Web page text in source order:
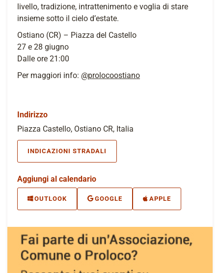
livello, tradizione, intrattenimento e voglia di stare
insieme sotto il cielo d’estate.
Ostiano (CR) – Piazza del Castello
27 e 28 giugno
Dalle ore 21:00
Per maggiori info: @prolocoostiano
Indirizzo
Piazza Castello, Ostiano CR, Italia
INDICAZIONI STRADALI
Aggiungi al calendario
OUTLOOK GOOGLE APPLE